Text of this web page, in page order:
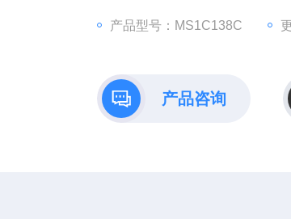
触液端介质列于"泵头"材质表(特
产品型号：MS1C138C
产品咨询